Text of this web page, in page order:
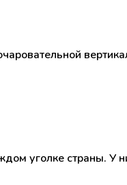
уголке страны. У